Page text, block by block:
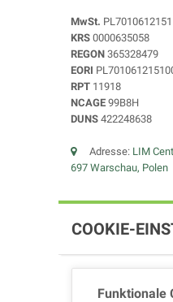
MwSt. PL7010612151
KRS 0000635058
REGON 365328479
EORI
RPT 11918
NCAGE 99B8H
DUNS 422248638
Adresse: LIM
697 Warschau, Polen
COOKIE-
Funktionale